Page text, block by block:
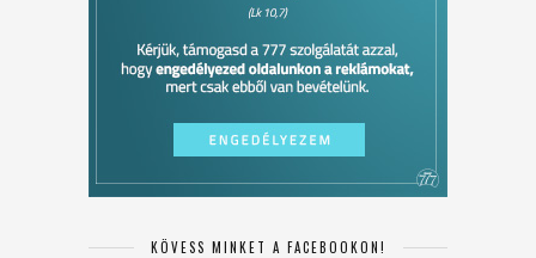
KÖVESS MINKET A FACEBOOKON!